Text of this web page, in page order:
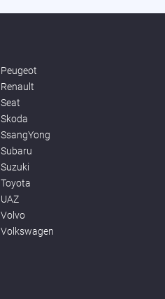
Peugeot
Renault
Seat
Skoda
SsangYong
Subaru
Suzuki
Toyota
UAZ
Volvo
Volkswagen